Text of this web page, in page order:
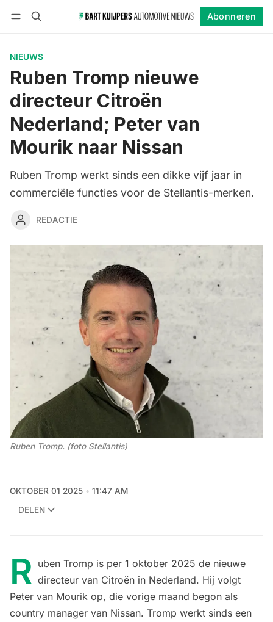
Abonneren
NIEUWS
Ruben Tromp nieuwe
directeur Citroën
Nederland; Peter van
Mourik naar Nissan
Ruben Tromp werkt sinds een dikke vijf jaar in
commerciële functies voor de Stellantis-merken.
REDACTIE
Ruben Tromp. (foto Stellantis)
OKTOBER 01 2025
11:47 AM
DELEN
R uben Tromp is per 1 oktober 2025 de nieuwe
directeur van Citroën in Nederland. Hij volgt
Peter van Mourik op, die vorige maand begon als
country manager van Nissan. Tromp werkt sinds een